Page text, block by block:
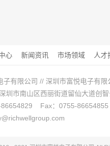
心 新闻资讯 市场领域 人才
子有限公司 // 深圳市富悦电子有限
圳市南山区西丽街道留仙大道创
86654829 Fax：0755-86654855